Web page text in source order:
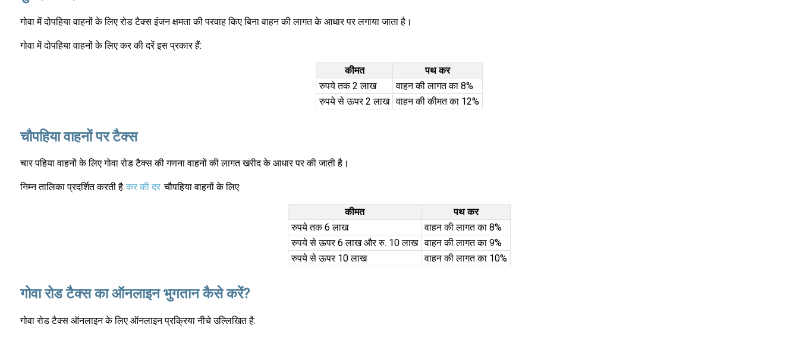
गोवा में दोपहिया वाहनों के लिए रोड टैक्स इंजन क्षमता की परवाह किए बिना वाहन की लागत के आधार पर लगाया जाता है।
गोवा में दोपहिया वाहनों के लिए कर की दरें इस प्रकार हैं:
कीमत
पथ कर
रुपये तक 2 लाख
वाहन की लागत का 8%
रुपये से ऊपर 2 लाख वाहन की कीमत का 12%
चौपहिया वाहनों पर टैक्स
चार पहिया वाहनों के लिए गोवा रोड टैक्स की गणना वाहनों की लागत खरीद के आधार पर की जाती है।
निम्न तालिका प्रदर्शित करती है:कर की दर चौपहिया वाहनों के लिए:
कीमत
पथ कर
रुपये तक 6 लाख
वाहन की लागत का 8%
रुपये से ऊपर 6 लाख और रु. 10 लाख वाहन की लागत का 9%
रुपये से ऊपर 10 लाख
वाहन की लागत का 10%
गोवा रोड टैक्स का ऑनलाइन भुगतान कैसे करें?
गोवा रोड टैक्स ऑनलाइन के लिए ऑनलाइन प्रक्रिया नीचे उल्लिखित है: